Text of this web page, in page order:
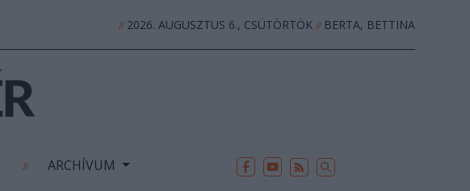
//2026. AUGUSZTUS 6., CSÜTÖRTÖK //BERTA, BETTINA
KÉZMŰVES HÍREK // ARCHÍVUM
// ARCHÍVUM